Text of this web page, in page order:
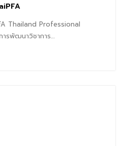
Thailand Professional
ารพัฒนาวิชาการ…